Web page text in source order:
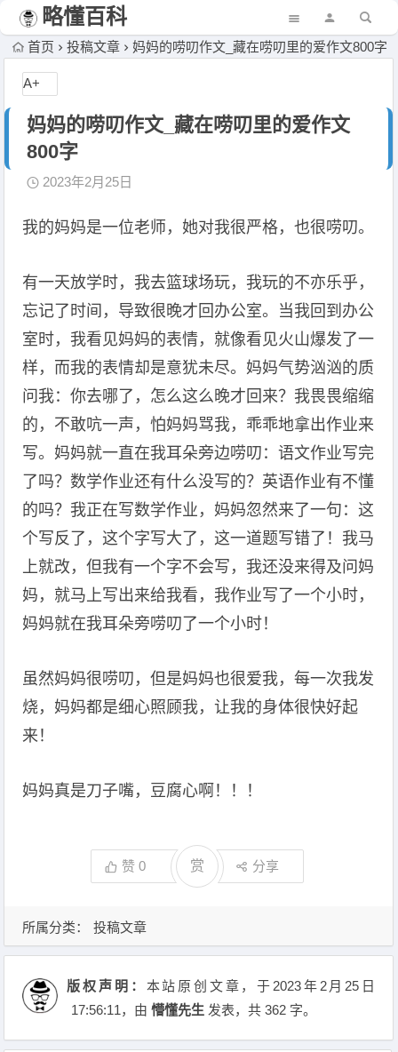
略懂百科
首页 投稿文章 妈妈的唠叨作文_藏在唠叨里的爱作文800字
妈妈的唠叨作文_藏在唠叨里的爱作文
800字
2023年2月25日
我的妈妈是一位老师，她对我很严格，也很唠叨。
有一天放学时，我去篮球场玩，我玩的不亦乐乎，
忘记了时间，导致很晚才回办公室。当我回到办公
室时，我看见妈妈的表情，就像看见火山爆发了一
样，而我的表情却是意犹未尽。妈妈气势汹汹的质
问我：你去哪了，怎么这么晚才回来？我畏畏缩缩
的，不敢吭一声，怕妈妈骂我，乖乖地拿出作业来
写。妈妈就一直在我耳朵旁边唠叨：语文作业写完
了吗？数学作业还有什么没写的？英语作业有不懂
的吗？我正在写数学作业，妈妈忽然来了一句：这
个写反了，这个字写大了，这一道题写错了！我马
上就改，但我有一个字不会写，我还没来得及问妈
妈，就马上写出来给我看，我作业写了一个小时，
妈妈就在我耳朵旁唠叨了一个小时！
虽然妈妈很唠叨，但是妈妈也很爱我，每一次我发
烧，妈妈都是细心照顾我，让我的身体很快好起
来！
妈妈真是刀子嘴，豆腐心啊！！！
赞0 赏 分享
A+
所属分类： 投稿文章
版权声明： 本站原创文章，于2023年2月25日
17:56:11，由懵懂先生 发表，共 362 字。